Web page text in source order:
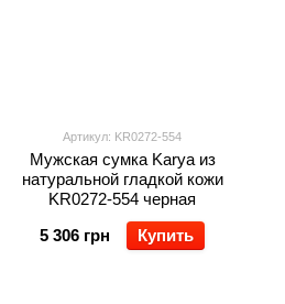
Артикул: KR0272-554
Мужская сумка Karya из
натуральной гладкой кожи
KR0272-554 черная
5 306 грн
Купить